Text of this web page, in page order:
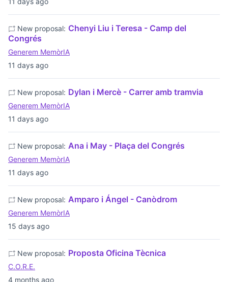
11 days ago
New proposal: Chenyi Liu i Teresa - Camp del
Congrés
Generem MemòrIA
11 days ago
New proposal: Dylan i Mercè - Carrer amb tramvia
Generem MemòrIA
11 days ago
New proposal: Ana i May - Plaça del Congrés
Generem MemòrIA
15 days ago
New proposal: Amparo i Ángel - Canòdrom
Generem MemòrIA
4 months ago
New proposal: Proposta Oficina Tècnica
C.O.R.E.